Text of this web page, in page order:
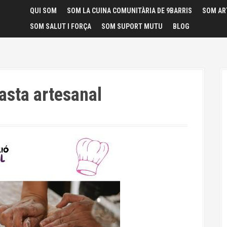
QUI SOM SOM LA CUINA COMUNITÀRIA DE 9BARRIS
SOM
SOM SALUT I FORÇA
SOM SUPORT MUTU BLOG
artesanal